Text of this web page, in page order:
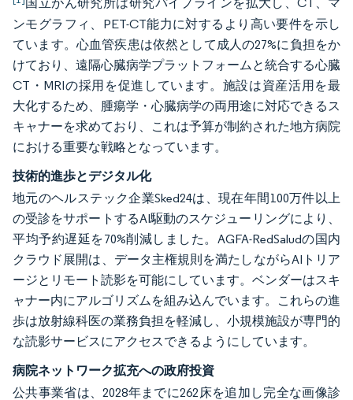
ンモグラフィ、PET-CT能力に対するより高い要件を示し
ています。心血管疾患は依然として成人の27%に負担をか
けており、遠隔心臓病学プラットフォームと統合する心臓
CT・MRIの採用を促進しています。施設は資産活用を最
大化するため、腫瘍学・心臓病学の両用途に対応できるス
キャナーを求めており、これは予算が制約された地方病院
における重要な戦略となっています。
技術的進歩とデジタル化
地元のヘルステック企業Sked24は、現在年間100万件以上
の受診をサポートするAI駆動のスケジューリングにより、
平均予約遅延を70%削減しました。AGFA-RedSaludの国内
クラウド展開は、データ主権規則を満たしながらAIトリア
ージとリモート読影を可能にしています。ベンダーはスキ
ャナー内にアルゴリズムを組み込んでいます。これらの進
歩は放射線科医の業務負担を軽減し、小規模施設が専門的
な読影サービスにアクセスできるようにしています。
病院ネットワーク拡充への政府投資
公共事業省は、2028年までに262床を追加し完全な画像診